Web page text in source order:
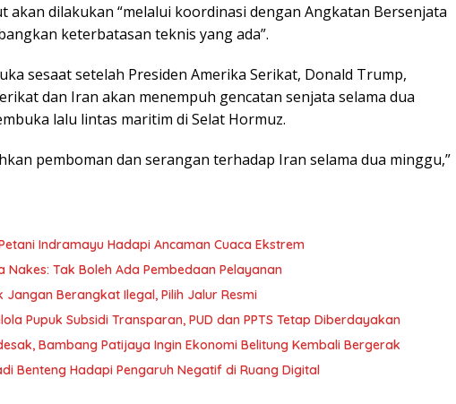
akan dilakukan “melalui koordinasi dengan Angkatan Bersenjata
keterbatasan teknis yang ada”.
sesaat setelah Presiden Amerika Serikat, Donald Trump,
dan Iran akan menempuh gencatan senjata selama dua
lalu lintas maritim di Selat Hormuz.
pemboman dan serangan terhadap Iran selama dua minggu,”
Indramayu Hadapi Ancaman Cuaca Ekstrem
Nakes: Tak Boleh Ada Pembedaan Pelayanan
Jangan Berangkat Ilegal, Pilih Jalur Resmi
Pupuk Subsidi Transparan, PUD dan PPTS Tetap Diberdayakan
Bambang Patijaya Ingin Ekonomi Belitung Kembali Bergerak
Benteng Hadapi Pengaruh Negatif di Ruang Digital